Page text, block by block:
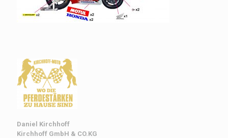
Daniel Kirchhoff
Kirchhoff GmbH & CO.KG